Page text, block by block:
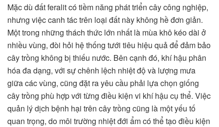
Mặc dù đất feralit có tiềm năng phát triển cây công nghiệp,
nhưng việc canh tác trên loại đất này không hề đơn giản.
Một trong những thách thức lớn nhất là mùa khô kéo dài ở
nhiều vùng, đòi hỏi hệ thống tưới tiêu hiệu quả để đảm bảo
cây trồng không bị thiếu nước. Bên cạnh đó, khí hậu phân
hóa đa dạng, với sự chênh lệch nhiệt độ và lượng mưa
giữa các vùng, cũng đặt ra yêu cầu phải lựa chọn giống
cây trồng phù hợp với từng điều kiện vi khí hậu cụ thể. Việc
quản lý dịch bệnh hại trên cây trồng cũng là một yếu tố
quan trọng, do môi trường nhiệt đới ẩm có thể tạo điều kiện